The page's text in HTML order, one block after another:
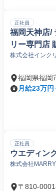
正社員
福岡天神店/
リー専門店
株式会社インク
福岡県福岡
月給23万円
正社員
ウエディン
株式会社
〒810-